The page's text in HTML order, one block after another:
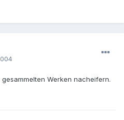
Werken nacheifern.